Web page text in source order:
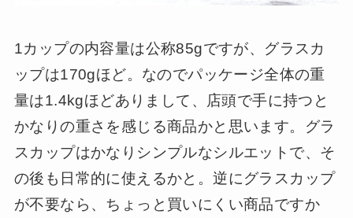
1カップの内容量は公称85gですが、グラスカ
ップは170gほど。なのでパッケージ全体の重
量は1.4kgほどありまして、店頭で手に持つと
かなりの重さを感じる商品かと思います。グラ
スカップはかなりシンプルなシルエットで、そ
の後も日常的に使えるかと。逆にグラスカップ
が不要なら、ちょっと買いにくい商品ですか